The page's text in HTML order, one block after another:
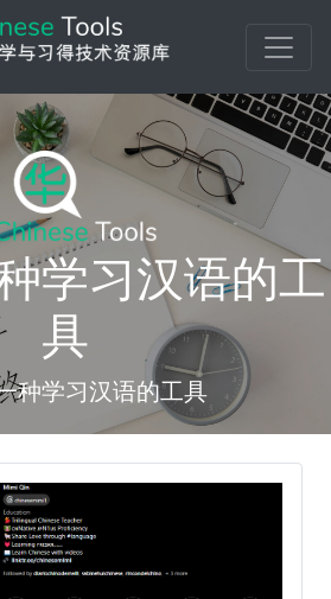
学习汉语的工
具
种学习汉语的工具